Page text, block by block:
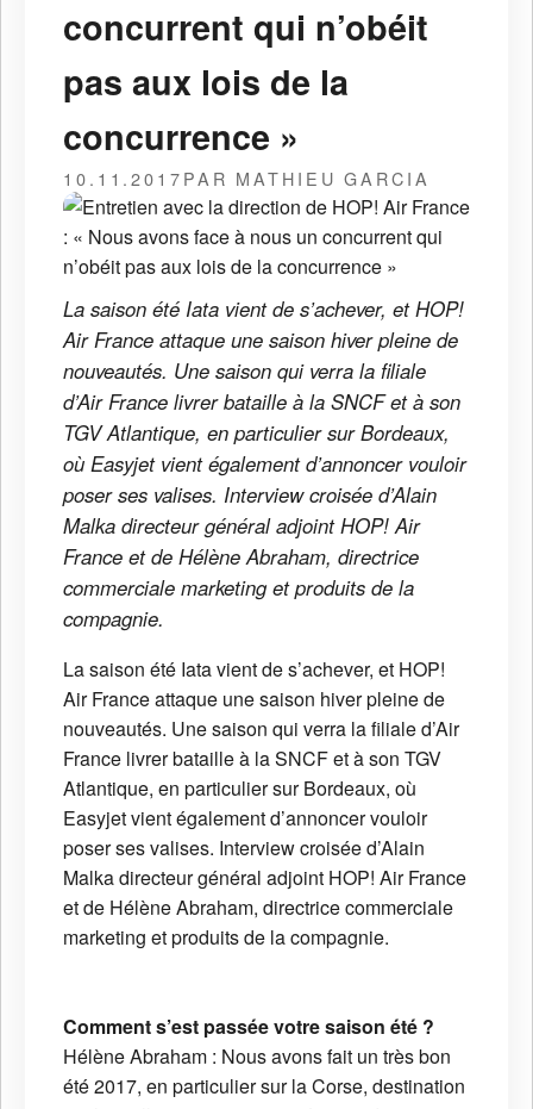
concurrent qui n’obéit
pas aux lois de la
concurrence »
10.11.2017PAR MATHIEU GARCIA
La saison été Iata vient de s’achever, et HOP!
Air France attaque une saison hiver pleine de
nouveautés. Une saison qui verra la filiale
d’Air France livrer bataille à la SNCF et à son
TGV Atlantique, en particulier sur Bordeaux,
où Easyjet vient également d’annoncer vouloir
poser ses valises. Interview croisée d’Alain
Malka directeur général adjoint HOP! Air
France et de Hélène Abraham, directrice
commerciale marketing et produits de la
compagnie.
La saison été Iata vient de s’achever, et HOP!
Air France attaque une saison hiver pleine de
nouveautés. Une saison qui verra la filiale d’Air
France livrer bataille à la SNCF et à son TGV
Atlantique, en particulier sur Bordeaux, où
Easyjet vient également d’annoncer vouloir
poser ses valises. Interview croisée d’Alain
Malka directeur général adjoint HOP! Air France
et de Hélène Abraham, directrice commerciale
marketing et produits de la compagnie.
Comment s’est passée votre saison été ?
Hélène Abraham : Nous avons fait un très bon
été 2017, en particulier sur la Corse, destination